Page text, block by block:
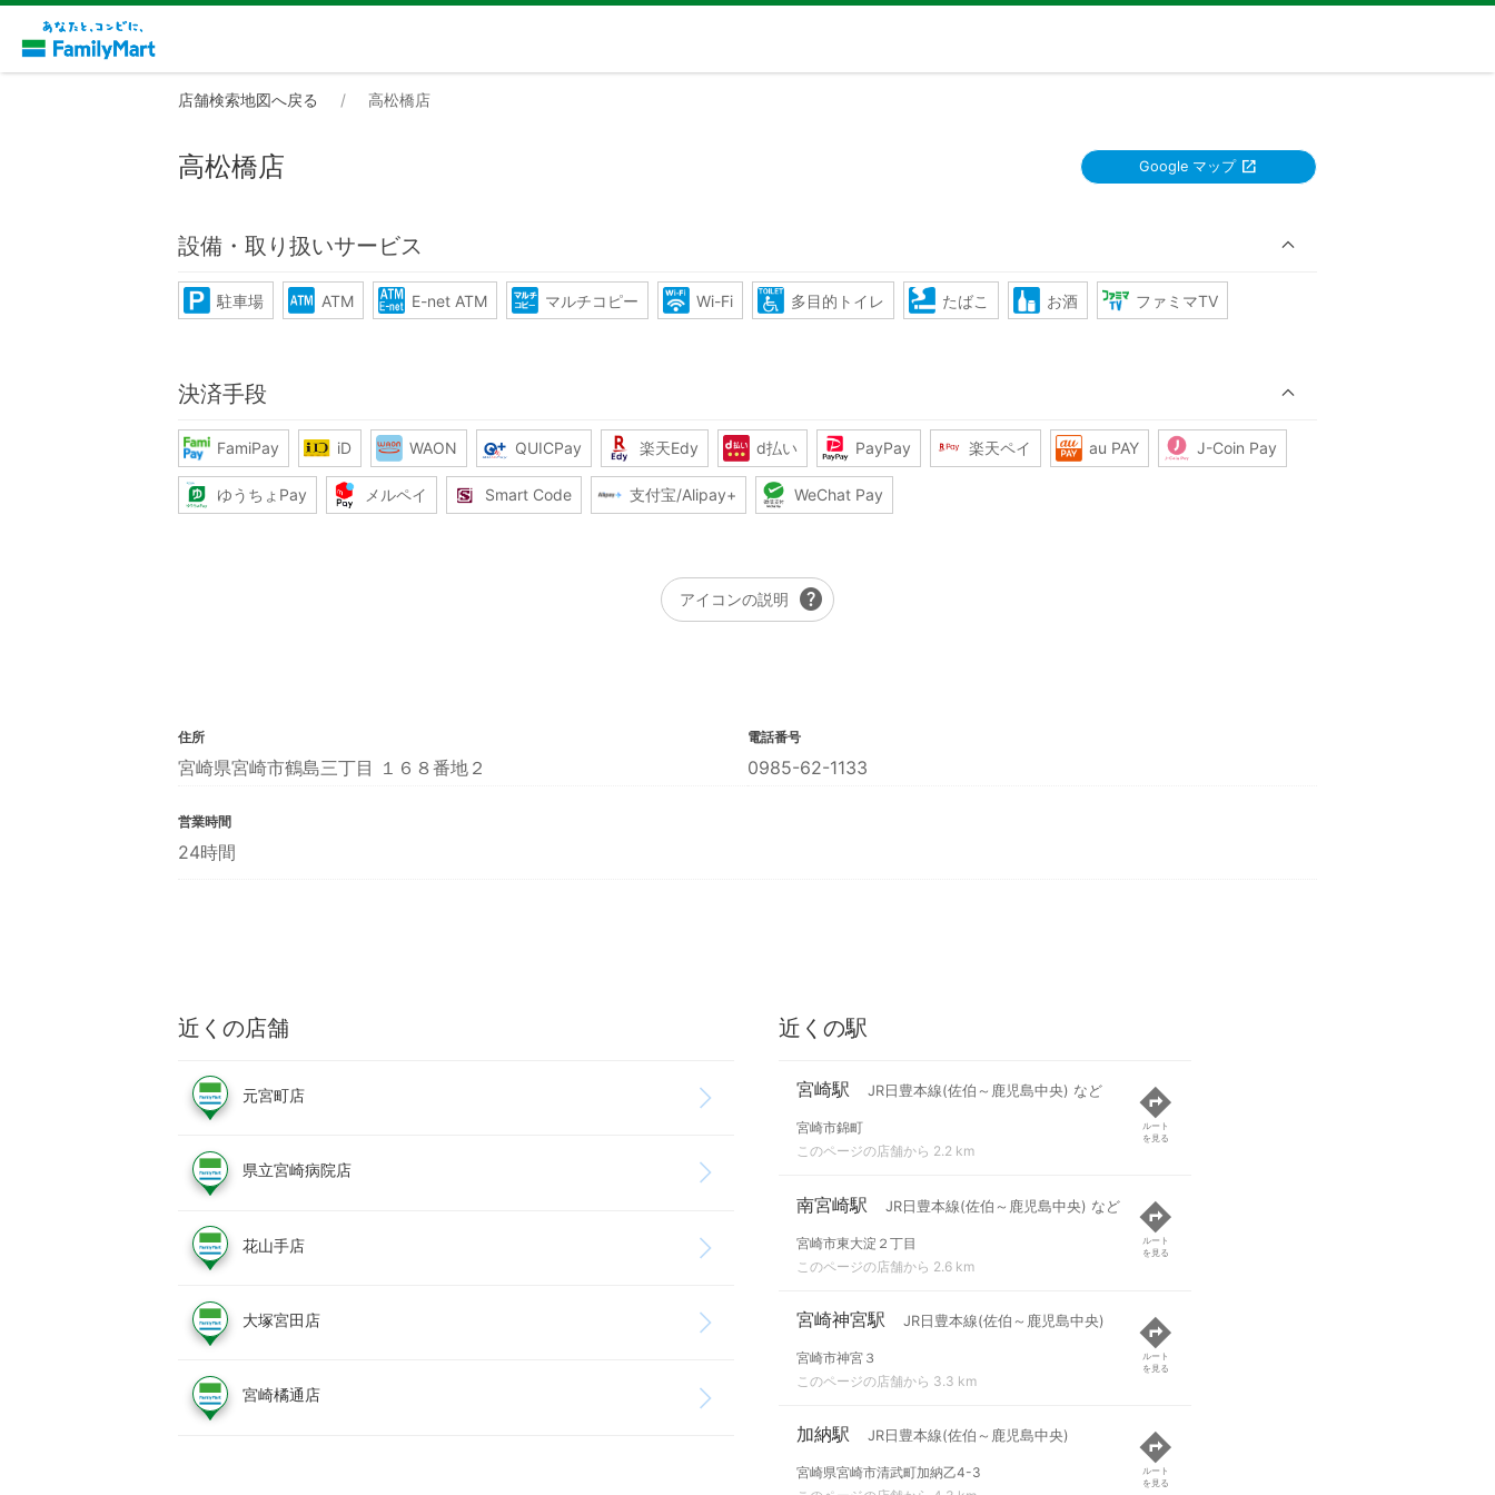
店舗検索地図へ戻る 高松橋店
高松橋店 Google マップ
設備・取り扱いサービス
駐車場 ATM E-net ATM マルチコピー Wi-Fi 多目的トイレ たばこ お酒 ファミマTV
決済手段
FamiPay iD WAON QUICPay 楽天Edy d払い PayPay 楽天ペイ au PAY J-Coin Pay
ゆうちょPay メルペイ Smart Code 支付宝/Alipay+ WeChat Pay
アイコンの説明 help
住所
宮崎県宮崎市鶴島三丁目 １６８番地２
電話番号
0985-62-1133
営業時間
24時間
近くの店舗
元宮町店
県立宮崎病院店
花山手店
大塚宮田店
宮崎橘通店
近くの駅
宮崎駅 JR日豊本線(佐伯～鹿児島中央) など
宮崎市錦町
このページの店舗から 2.2 km
ルート
を見る
南宮崎駅 JR日豊本線(佐伯～鹿児島中央) など
宮崎市東大淀２丁目
このページの店舗から 2.6 km
ルート
を見る
宮崎神宮駅 JR日豊本線(佐伯～鹿児島中央)
宮崎市神宮３
このページの店舗から 3.3 km
ルート
を見る
加納駅 JR日豊本線(佐伯～鹿児島中央)
宮崎県宮崎市清武町加納乙4-3
ルート
を見る